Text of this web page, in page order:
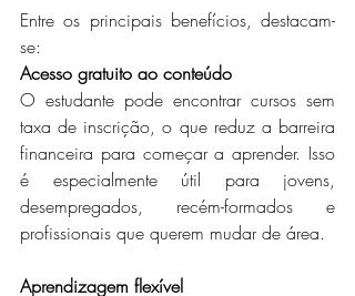
Entre os principais benefícios, destacam-
se:
Acesso gratuito ao conteúdo
O estudante pode encontrar cursos sem
taxa de inscrição, o que reduz a barreira
financeira para começar a aprender. Isso
é especialmente útil para jovens,
desempregados, recém-formados e
profissionais que querem mudar de área.
Aprendizagem flexível